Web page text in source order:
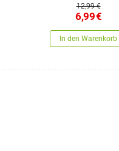
12,99 €
6,99€
In den Warenkorb